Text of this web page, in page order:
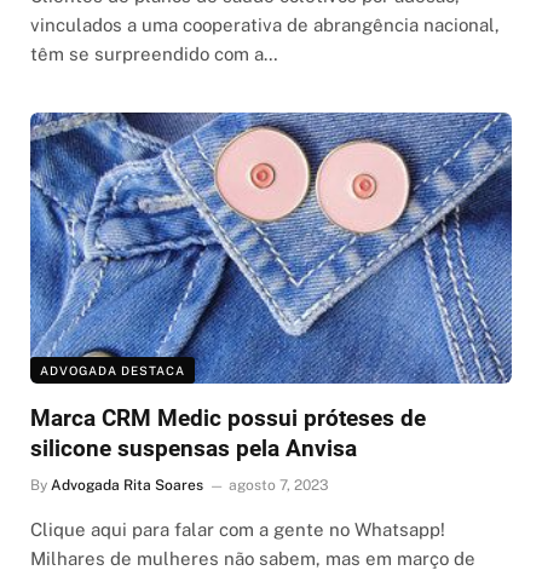
vinculados a uma cooperativa de abrangência nacional,
têm se surpreendido com a…
ADVOGADA DESTACA
Marca CRM Medic possui próteses de
silicone suspensas pela Anvisa
By Advogada Rita Soares agosto 7, 2023
Clique aqui para falar com a gente no Whatsapp!
Milhares de mulheres não sabem, mas em março de